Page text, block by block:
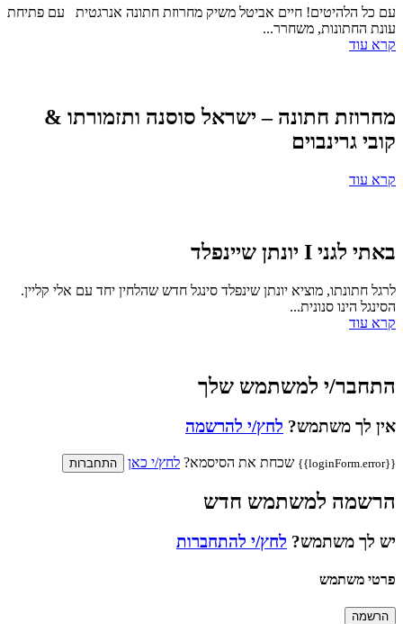
עם כל הלהיטים! חיים אביטל משיק מחרוזת חתונה אנרגטית עם פתיחת
עונת החתונות, משחרר...
קרא עוד
מחרוזת חתונה – ישראל סוסנה ותזמורתו &
קובי גרינבוים
קרא עוד
באתי לגני I יונתן שיינפלד
לרגל חתונתו, מוציא יונתן שינפלד סינגל חדש שהלחין יחד עם אלי קליין.
הסינגל הינו סנונית...
קרא עוד
התחבר/י למשתמש שלך
אין לך משתמש? לחץ/י להרשמה
{{loginForm.error}} שכחת את הסיסמא? לחץ/י כאן התחברות
הרשמה למשתמש חדש
יש לך משתמש? לחץ/י להתחברות
פרטי משתמש
הרשמה